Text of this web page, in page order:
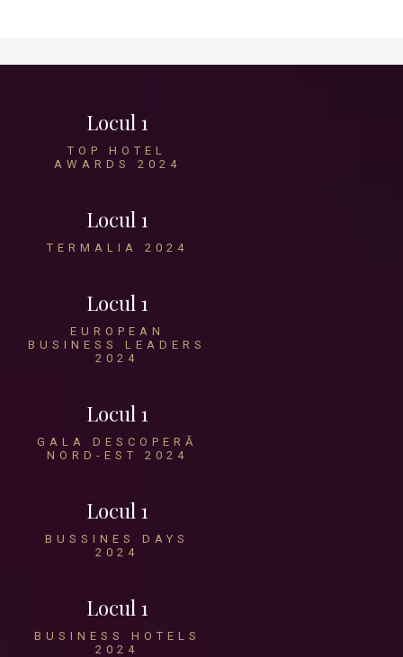
Locul 1
TOP HOTEL
AWARDS 2024
Locul 1
TERMALIA 2024
Locul 1
EUROPEAN
BUSINESS LEADERS
2024
Locul 1
GALA DESCOPERĂ
NORD-EST 2024
Locul 1
BUSSINES DAYS
2024
Locul 1
BUSINESS HOTELS
2024